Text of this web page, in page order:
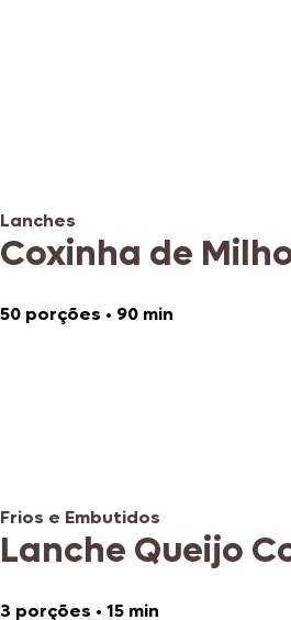
Lanches
Coxinha de
50 porções • 90 min
Frios e Embutidos
Lanche Queijo
3 porções • 15 min